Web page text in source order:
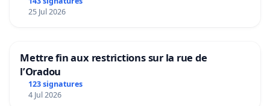
25 Jul 2026
Mettre fin aux restrictions sur la rue de
l’Oradou
123 signatures
4 Jul 2026